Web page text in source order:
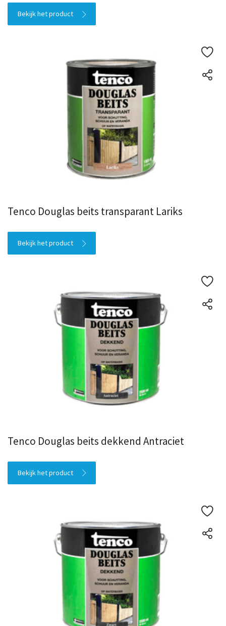
Bekijk het product
Tenco Douglas beits transparant Lariks
Bekijk het product
Tenco Douglas beits dekkend Antraciet
Bekijk het product